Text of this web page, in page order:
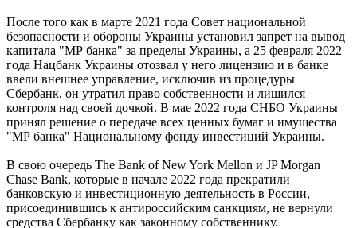
После того как в марте 2021 года Совет национальной
безопасности и обороны Украины установил запрет на вывод
капитала "МР банка" за пределы Украины, а 25 февраля 2022
года Нацбанк Украины отозвал у него лицензию и в банке
ввели внешнее управление, исключив из процедуры
Сбербанк, он утратил право собственности и лишился
контроля над своей дочкой. В мае 2022 года СНБО Украины
принял решение о передаче всех ценных бумаг и имущества
"МР банка" Национальному фонду инвестиций Украины.
В свою очередь The Bank of New York Mellon и JP Morgan
Chase Bank, которые в начале 2022 года прекратили
банковскую и инвестиционную деятельность в России,
присоединившись к антироссийским санкциям, не вернули
средства Сбербанку как законному собственнику.